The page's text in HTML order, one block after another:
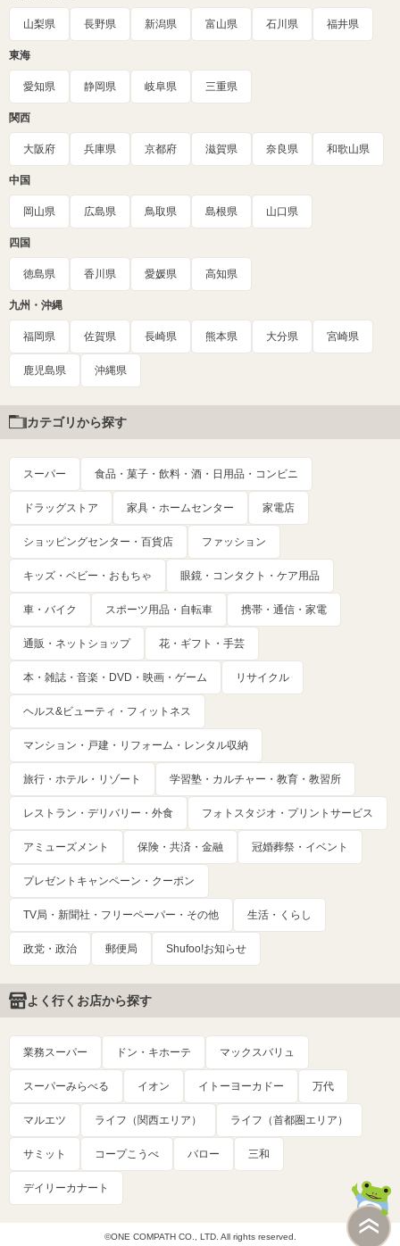
山梨県 長野県 新潟県 富山県 石川県 福井県
東海
愛知県 静岡県 岐阜県 三重県
関西
大阪府 兵庫県 京都府 滋賀県 奈良県 和歌山県
中国
岡山県 広島県 鳥取県 島根県 山口県
四国
徳島県 香川県 愛媛県 高知県
九州・沖縄
福岡県 佐賀県 長崎県 熊本県 大分県 宮崎県
鹿児島県 沖縄県
カテゴリから探す
スーパー 食品・菓子・飲料・酒・日用品・コンビニ
ドラッグストア 家具・ホームセンター 家電店
ショッピングセンター・百貨店 ファッション
キッズ・ベビー・おもちゃ 眼鏡・コンタクト・ケア用品
車・バイク スポーツ用品・自転車 携帯・通信・家電
通販・ネットショップ 花・ギフト・手芸
本・雑誌・音楽・DVD・映画・ゲーム リサイクル
ヘルス&ビューティ・フィットネス
マンション・戸建・リフォーム・レンタル収納
旅行・ホテル・リゾート 学習塾・カルチャー・教育・教習所
レストラン・デリバリー・外食 フォトスタジオ・プリントサービス
アミューズメント 保険・共済・金融 冠婚葬祭・イベント
プレゼントキャンペーン・クーポン
TV局・新聞社・フリーペーパー・その他 生活・くらし
政党・政治 郵便局 Shufoo!お知らせ
よく行くお店から探す
業務スーパー ドン・キホーテ マックスバリュ
スーパーみらべる イオン イトーヨーカドー 万代
マルエツ ライフ（関西エリア） ライフ（首都圏エリア）
サミット コープこうべ バロー 三和
デイリーカナート
©ONE COMPATH CO., LTD. All rights reserved.